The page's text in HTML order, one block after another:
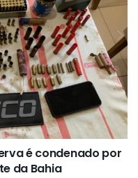
é condenado por
da Bahia